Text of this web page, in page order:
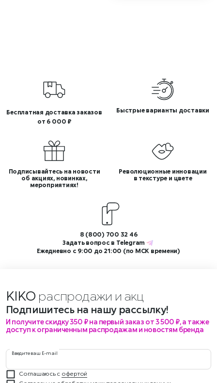
Бесплатная доставка заказов
от 6 000 ₽
Быстрые варианты доставки
Подписывайтесь на новости
об акциях, новинках,
мероприятиях!
Революционные инновации
в текстуре и цвете
8 (800) 700 32 46
Задать вопрос в Telegram
Ежедневно с 9:00 до 21:00 (по МСК времени)
KIKO распродажи и ак
Подпишитесь на нашу рассылку!
И получите скидку 350 ₽ на первый заказ от 3 500 ₽, а также
доступ к ограниченным распродажам и новостям бренда
Введите ваш E-mail
Соглашаюсь с офертой